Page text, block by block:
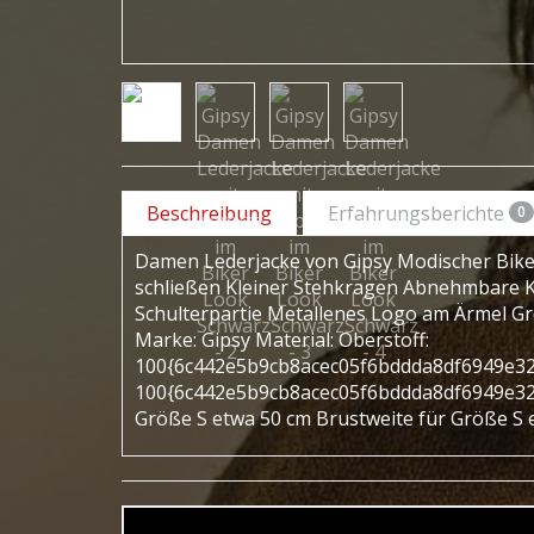
Beschreibung Erfahrungsberichte 0
Damen Lederjacke von Gipsy Modischer
schließen Kleiner Stehkragen Abnehmbare
Schulterpartie Metallenes Logo am Ärmel
Marke: Gipsy Material: Oberstoff:
Größe S etwa 50 cm Brustweite für Größe S